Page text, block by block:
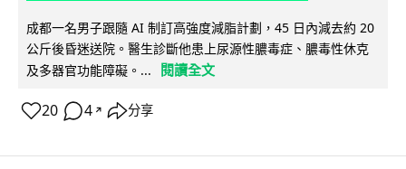
成都一名男子跟隨 AI 制訂高強度減脂計劃，45 日內減去約 20
公斤後昏迷送院。醫生診斷他患上尿源性膿毒症、膿毒性休克
及多器官功能障礙。...
閱讀全文
20 4 ↗ 分享